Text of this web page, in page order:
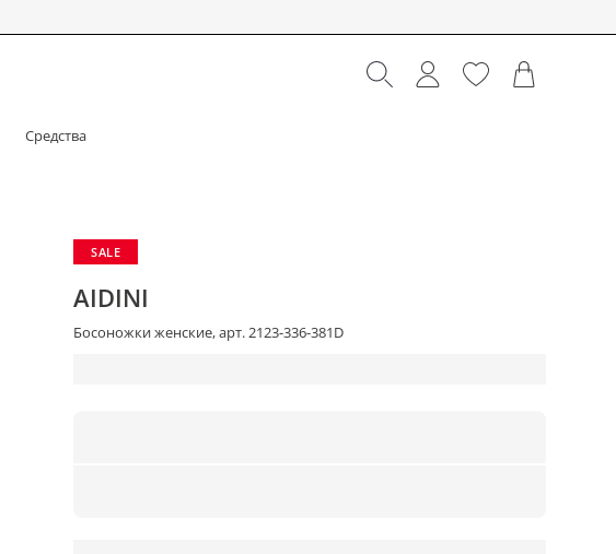
Средства
SALE
AIDINI
Босоножки женские, арт. 2123-336-381D